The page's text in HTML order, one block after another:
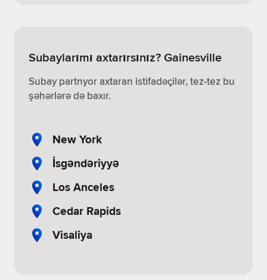
Subaylarımı axtarırsınız? Gainesville
Subay partnyor axtaran istifadəçilər, tez-tez bu
şəhərlərə də baxır.
New York
İsgəndəriyyə
Los Anceles
Cedar Rapids
Visaliya